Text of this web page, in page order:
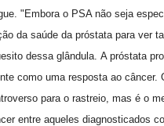
"Embora o PSA não seja
da saúde da próstata para ver
dessa glândula. A próstata
como uma resposta ao câncer.
para o rastreio, mas é o
entre aqueles diagnosticados